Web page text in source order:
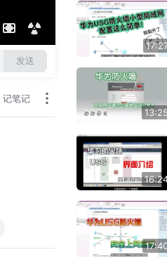
发送
记笔记
配置（主备形式
8、华为USG下
置（内网负载分
9、华为USG下
置（ISP选路）
局域网如何互通
11、华为下一
域网如何互通（
12、华为下一代
么办？（纯
13、华为下一代
么办？（L2TP
14、华为下一代
络扩展模式（真
13:25